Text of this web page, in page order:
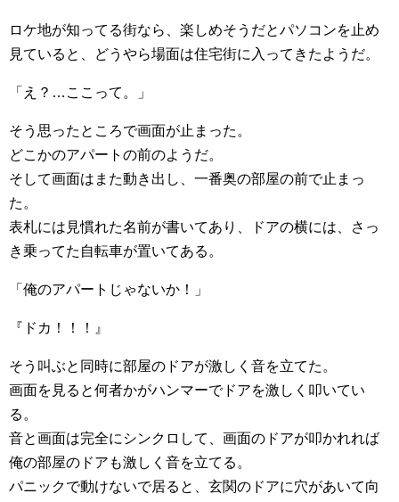
ロケ地が知ってる街なら、楽しめそうだとパソコンを止め
見ていると、どうやら場面は住宅街に入ってきたようだ。
「え？…ここって。」
そう思ったところで画面が止まった。
どこかのアパートの前のようだ。
そして画面はまた動き出し、一番奥の部屋の前で止まっ
た。
表札には見慣れた名前が書いてあり、ドアの横には、さっ
き乗ってた自転車が置いてある。
「俺のアパートじゃないか！」
『ドカ！！！』
そう叫ぶと同時に部屋のドアが激しく音を立てた。
画面を見ると何者かがハンマーでドアを激しく叩いてい
る。
音と画面は完全にシンクロして、画面のドアが叩かれれば
俺の部屋のドアも激しく音を立てる。
パニックで動けないで居ると、玄関のドアに穴があいて向